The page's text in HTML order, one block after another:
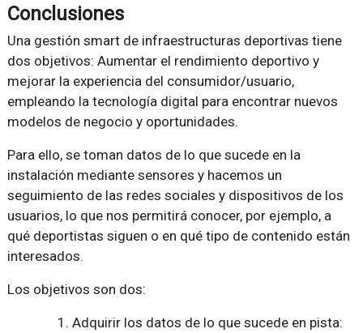
Conclusiones
Una gestión smart de infraestructuras deportivas tiene
dos objetivos: Aumentar el rendimiento deportivo y
mejorar la experiencia del consumidor/usuario,
empleando la tecnología digital para encontrar nuevos
modelos de negocio y oportunidades.
Para ello, se toman datos de lo que sucede en la
instalación mediante sensores y hacemos un
seguimiento de las redes sociales y dispositivos de los
usuarios, lo que nos permitirá conocer, por ejemplo, a
qué deportistas siguen o en qué tipo de contenido están
interesados.
Los objetivos son dos:
Adquirir los datos de lo que sucede en pista: